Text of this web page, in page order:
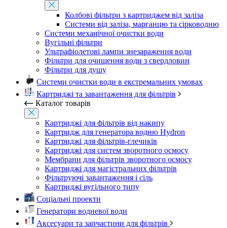
Колбові фільтри з картриджем від заліза
Системи від заліза, марганцю та сірководню
Системи механічної очистки води
Вугільні фільтри
Ультрафіолетові лампи знезараження води
Фільтри для очищення води з свердловин
Фільтри для душу
Системи очистки води в екстремальних умовах
Картриджі та завантаження для фільтрів
Каталог товарів
Картриджі для фільтрів від накипу
Картридж для генератора водню Hydron
Картриджі для фільтрів-глечиків
Картриджі для систем зворотного осмосу
Мембрани для фільтрів зворотного осмосу
Картриджі для магістральних фільтрів
Фільтруючі завантаження і сіль
Картриджі вугільного типу
Соціальні проекти
Генератори водневої води
Аксесуари та запчастини для фільтрів